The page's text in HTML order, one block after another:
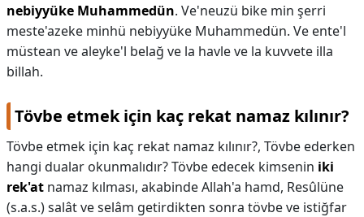
nebiyyüke Muhammedün. Ve'neuzü bike min şerri
meste'azeke minhü nebiyyüke Muhammedün. Ve ente'l
müstean ve aleyke'l belağ ve la havle ve la kuvvete illa
billah.
Tövbe etmek için kaç rekat namaz kılınır?
Tövbe etmek için kaç rekat namaz kılınır?, Tövbe ederken
hangi dualar okunmalıdır? Tövbe edecek kimsenin iki
rek'at namaz kılması, akabinde Allah'a hamd, Resûlüne
(s.a.s.) salât ve selâm getirdikten sonra tövbe ve istiğfar